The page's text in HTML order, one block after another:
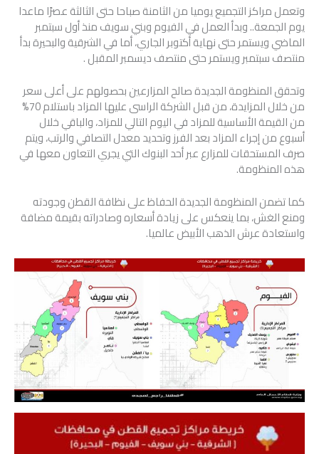
وتعمل مراكز التجميع يوميا من الثامنة صباحا حتى الثالثة عصرًا ماعدا
يوم الجمعة.. وبدأ العمل في الفيوم وبني سويف منذ أول سبتمبر
الماضي ويستمر حتى نهاية أكتوبر الجاري، أما في الشرقية والبحيرة بدأ
منتصف سبتمبر ويستمر حتى منتصف ديسمبر المقبل .
وتحقق المنظومة الجديدة صالح المزارعين بحصولهم على أعلى سعر
من خلال المزايدة، من قبل الشركة الراسى عليها المزاد باستلام 70%
من القيمة الأساسية للمزاد في اليوم التالي للمزاد، والباقي خلال
أسبوع من إجراء المزاد بعد الفرز وتحديد معدل التصافي والرتب، ويتم
صرف المستحقات للمزارع عبر أحد البنوك التي يجري التعاون معها في
هذه المنظومة.
كما تضمن المنظومة الجديدة الحفاظ على نظافة القطن وجودته
ومنع الغش، بما ينعكس على زيادة أسعاره وصادراته بقيمة مضافة
واستعادة عرش الذهب الأبيض عالميا.